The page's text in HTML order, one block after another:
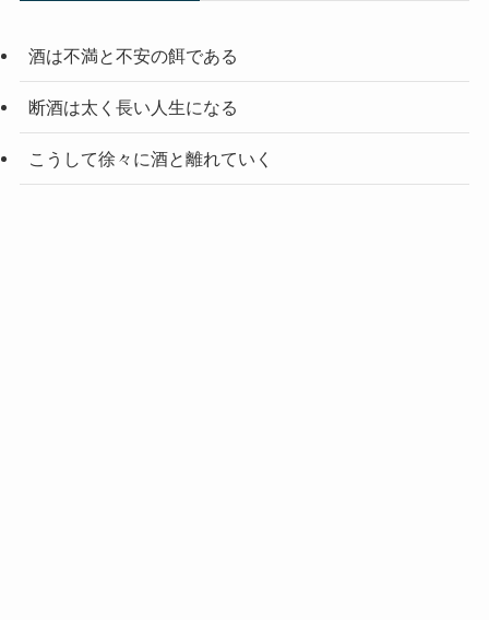
酒は不満と不安の餌である
断酒は太く長い人生になる
こうして徐々に酒と離れていく